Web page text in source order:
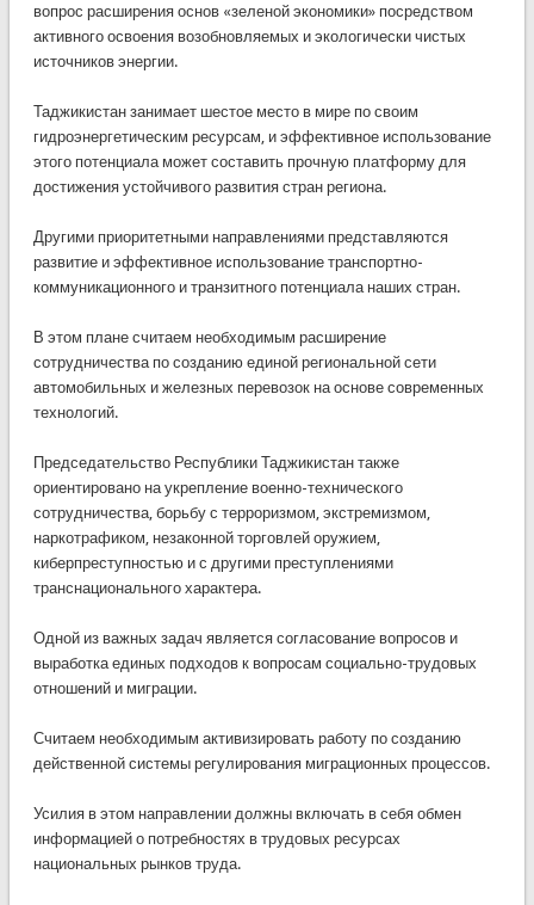
вопрос расширения основ «зеленой экономики» посредством
активного освоения возобновляемых и экологически чистых
источников энергии.
Таджикистан занимает шестое место в мире по своим
гидроэнергетическим ресурсам, и эффективное использование
этого потенциала может составить прочную платформу для
достижения устойчивого развития стран региона.
Другими приоритетными направлениями представляются
развитие и эффективное использование транспортно-
коммуникационного и транзитного потенциала наших стран.
В этом плане считаем необходимым расширение
сотрудничества по созданию единой региональной сети
автомобильных и железных перевозок на основе современных
технологий.
Председательство Республики Таджикистан также
ориентировано на укрепление военно-технического
сотрудничества, борьбу с терроризмом, экстремизмом,
наркотрафиком, незаконной торговлей оружием,
киберпреступностью и с другими преступлениями
транснационального характера.
Одной из важных задач является согласование вопросов и
выработка единых подходов к вопросам социально-трудовых
отношений и миграции.
Считаем необходимым активизировать работу по созданию
действенной системы регулирования миграционных процессов.
Усилия в этом направлении должны включать в себя обмен
информацией о потребностях в трудовых ресурсах
национальных рынков труда.